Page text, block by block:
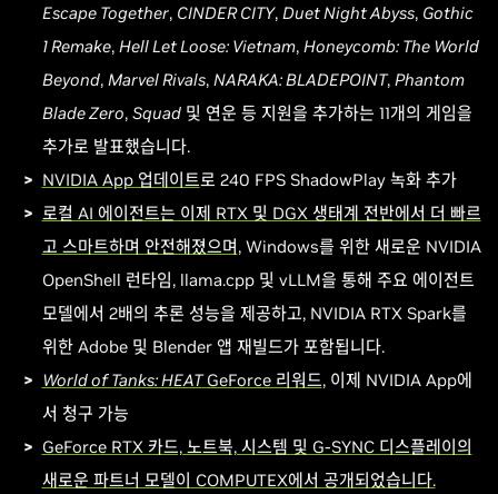
Escape Together, CINDER CITY, Duet Night Abyss, Gothic
1 Remake, Hell Let Loose: Vietnam, Honeycomb: The World
Beyond, Marvel Rivals, NARAKA: BLADEPOINT, Phantom
Blade Zero, Squad및 연운 등 지원을 추가하는 11개의 게임을
추가로 발표했습니다.
NVIDIA App 업데이트로 240 FPS ShadowPlay 녹화 추가
로컬 AI 에이전트는 이제 RTX 및 DGX 생태계 전반에서 더 빠르
고 스마트하며 안전해졌으며, Windows를 위한 새로운 NVIDIA
OpenShell 런타임, llama.cpp 및 vLLM을 통해 주요 에이전트
모델에서 2배의 추론 성능을 제공하고, NVIDIA RTX Spark를
위한 Adobe 및 Blender 앱 재빌드가 포함됩니다.
World of Tanks: HEAT GeForce 리워드, 이제 NVIDIA App에
서 청구 가능
GeForce RTX 카드, 노트북, 시스템 및 G-SYNC 디스플레이의
새로운 파트너 모델이 COMPUTEX에서 공개되었습니다.